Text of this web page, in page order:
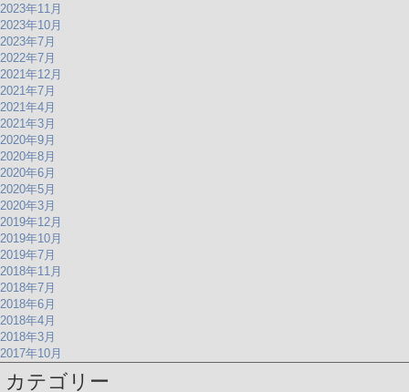
2023年11月
2023年10月
2023年7月
2022年7月
2021年12月
2021年7月
2021年4月
2021年3月
2020年9月
2020年8月
2020年6月
2020年5月
2020年3月
2019年12月
2019年10月
2019年7月
2018年11月
2018年7月
2018年6月
2018年4月
2018年3月
2017年10月
カテゴリー